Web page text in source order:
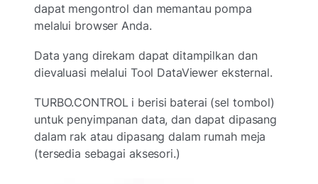
dapat mengontrol dan memantau pompa
melalui browser Anda.
Data yang direkam dapat ditampilkan dan
dievaluasi melalui Tool DataViewer eksternal.
TURBO.CONTROL i berisi baterai (sel tombol)
untuk penyimpanan data, dan dapat dipasang
dalam rak atau dipasang dalam rumah meja
(tersedia sebagai aksesori.)